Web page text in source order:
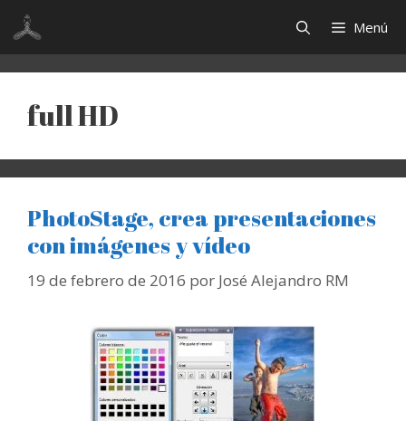
Saltar
contenido
Menú
full HD
PhotoStage, crea presentaciones
con imágenes y vídeo
19 de febrero de 2016 por José Alejandro RM